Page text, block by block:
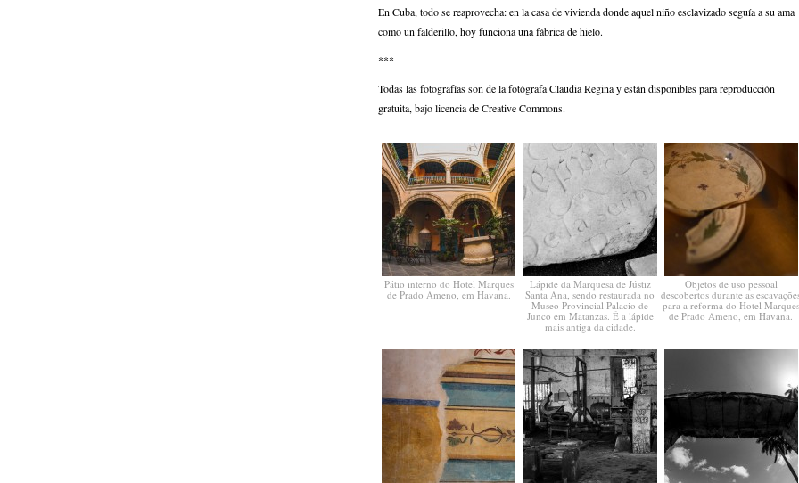
En Cuba, todo se reaprovecha: en la casa de vivienda donde aquel niño esclavizado seguía a su ama
como un falderillo, hoy funciona una fábrica de hielo.
***
Todas las fotografías son de la fotógrafa Claudia Regina y están disponibles para reproducción
gratuita, bajo licencia de Creative Commons.
Pátio interno do Hotel Marques
de Prado Ameno, em Havana.
Lápide da Marquesa de Jústiz
Santa Ana, sendo restaurada no
Museo Provincial Palacio de
Junco em Matanzas. É a lápide
mais antiga da cidade.
Objetos de uso pessoal
descobertos durante as
para a reforma do Hotel Marques
de Prado Ameno, em Havana.